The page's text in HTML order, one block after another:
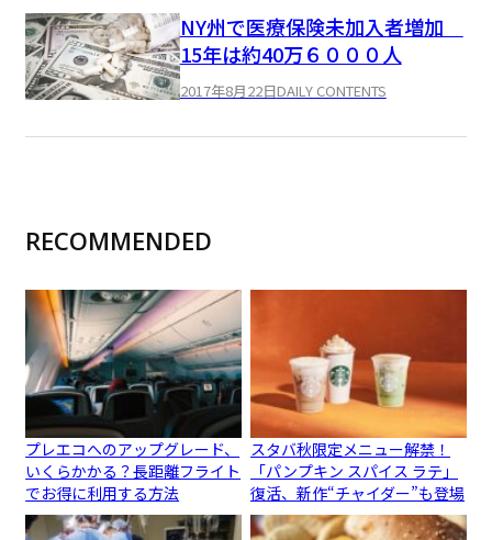
NY州で医療保険未加入者増加
15年は約40万６０００人
2017年8月22日DAILY CONTENTS
RECOMMENDED
プレエコへのアップグレード、
いくらかかる？長距離フライト
でお得に利用する方法
スタバ秋限定メニュー解禁！
「パンプキン スパイス ラテ」
復活、新作“チャイダー”も登場